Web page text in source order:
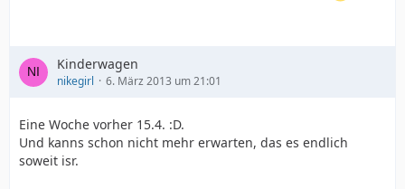
Kinderwagen
nikegirl 6. März 2013 um 21:01
Eine Woche vorher 15.4. :D.
Und kanns schon nicht mehr erwarten, das es endlich
soweit isr.